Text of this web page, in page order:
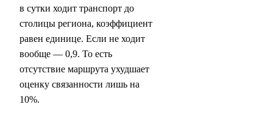
в сутки ходит транспорт до
столицы региона, коэффициент
равен единице. Если не ходит
вообще — 0,9. То есть
отсутствие маршрута ухудшает
оценку связанности лишь на
10%.